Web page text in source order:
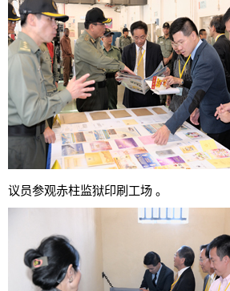
议员参观赤柱监狱印刷工场 。